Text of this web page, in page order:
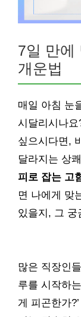
7일 만에
개운법
매일 아침 눈
시달리시나요
싶으시다면,
달라지는 상
피로 잡는 고
면 나에게 맞
있을지, 그 궁
많은 직장인
루를 시작하
게 피곤한가